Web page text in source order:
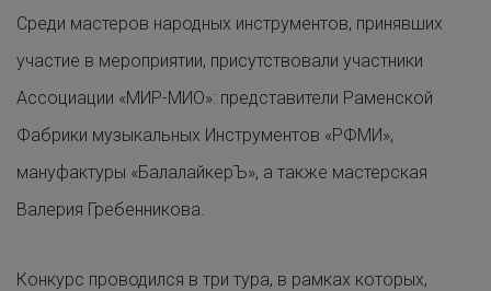
Среди мастеров народных инструментов, принявших
участие в мероприятии, присутствовали участники
Ассоциации «МИР-МИО»: представители Раменской
Фабрики музыкальных Инструментов «РФМИ»,
мануфактуры «БалалайкерЪ», а также мастерская
Валерия Гребенникова.
Конкурс проводился в три тура, в рамках которых,